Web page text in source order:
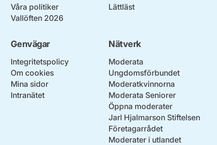
Våra politiker
Vallöften 2026
Lättläst
Genvägar
Integritetspolicy
Om cookies
Mina sidor
Intranätet
Nätverk
Moderata
Ungdomsförbundet
Moderatkvinnorna
Moderata Seniorer
Öppna moderater
Jarl Hjalmarson Stiftelsen
Företagarrådet
Moderater i utlandet